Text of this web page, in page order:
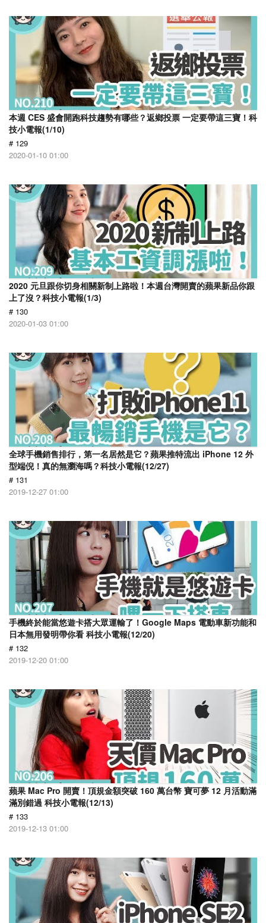
本週 CES 盛會開跑科技趨勢有哪些？返鄉投票 一定要帶這三寶！科
技小電報(1/10)
# 129
2020-01-10 01:00
2020 元旦跟你切身相關新制上路啦！本週台灣開賣的蘋果新品你跟
上了沒？科技小電報(1/3)
# 130
2020-01-03 01:00
全球手機銷售排行，第一名居然是它？蘋果推特流出 iPhone 12 外
型端倪！真的無瀏海嗎？科技小電報(12/27)
# 131
2019-12-27 01:00
手機終於能當悠遊卡搭大眾運輸了！Google Maps 電動車新功能和
日本無用發明帶你看 科技小電報(12/20)
# 132
2019-12-20 01:00
蘋果 Mac Pro 開賣！頂規金額突破 160 萬台幣 寶可夢 12 月活動滿
滿別錯過 科技小電報(12/13)
# 133
2019-12-13 01:00